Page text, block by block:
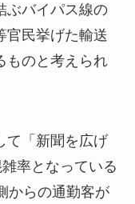
ぶバイパス線の
官民挙げた輸送
ものと考えられ
て「新聞を広げ
率となっている
からの通勤客が